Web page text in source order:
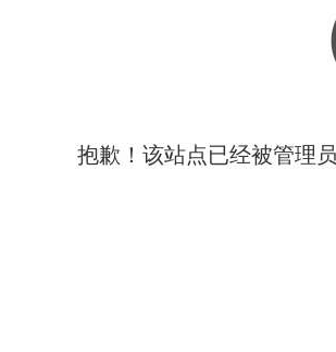
抱歉！该站点已经被管理